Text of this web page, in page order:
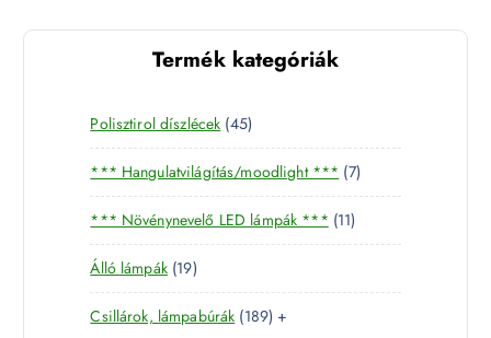
Termék kategóriák
Polisztirol díszlécek 454
5
t
e
r
m
k
*** Hangulatvilágítás/moodlight *** 77
t
r
é
*** Növénynevelő LED lámpák *** 111
1
e
Álló lámpák 191
9
t
Csillárok, lámpabúrák 1891 +